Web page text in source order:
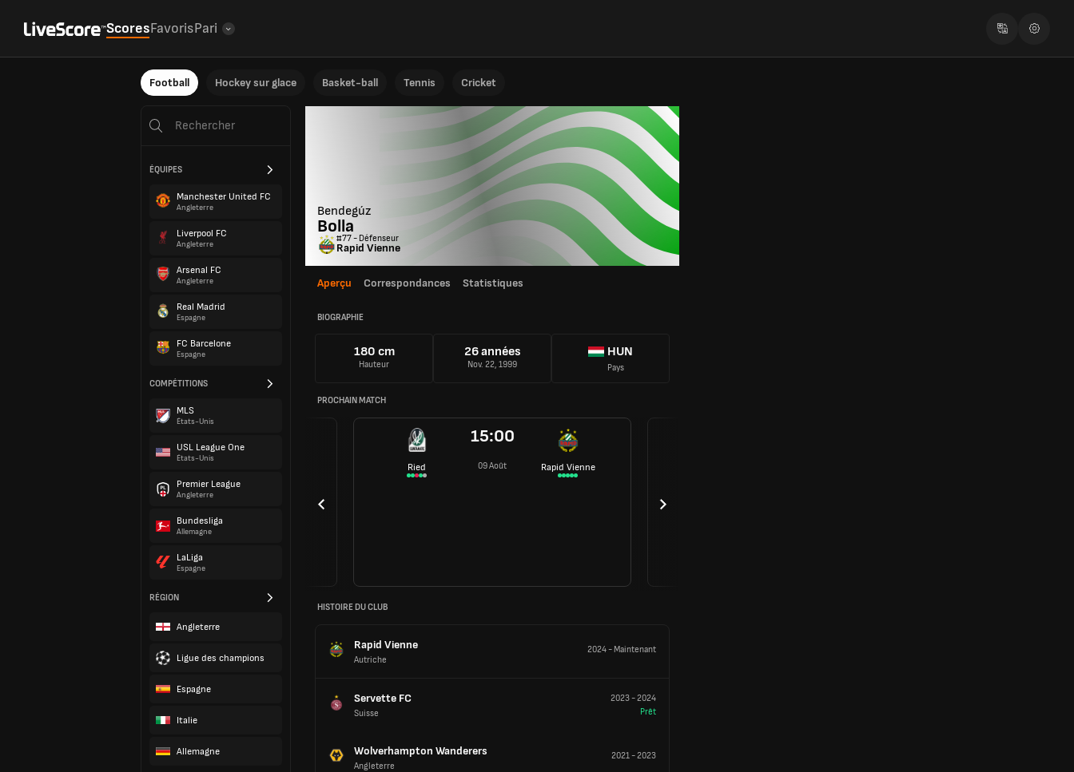
ScoresFavorisPari
Football Hockey sur glace Basket-ball Tennis Cricket
ÉQUIPES
Manchester United FC
Angleterre
Liverpool FC
Angleterre
Arsenal FC
Angleterre
Real Madrid
Espagne
FC Barcelone
Espagne
COMPÉTITIONS
MLS
États-Unis
USL League One
États-Unis
Premier League
Angleterre
Bundesliga
Allemagne
LaLiga
Espagne
RÉGION
Angleterre
Ligue des champions
Espagne
Italie
Allemagne
Bendegúz
Bolla
#77 - Défenseur
Rapid Vienne
Aperçu Correspondances Statistiques
BIOGRAPHIE
180 cm
Hauteur
26 années
Nov. 22, 1999
HUN
Pays
PROCHAIN MATCH
Ried
15:00
09 Août Rapid Vienne
HISTOIRE DU CLUB
Rapid Vienne
Autriche
2024- Maintenant
Servette FC
Suisse
2023-2024
Prêt
Wolverhampton Wanderers
Angleterre
2021-2023